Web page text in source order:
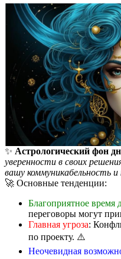
✨ Астрологический фон
уверенности в своих
вашу коммуникабельность
🚀 Основные тенденции:
Благоприятное время
переговоры могут
Главная угроза:
по проекту. ⚠️
Неочевидная